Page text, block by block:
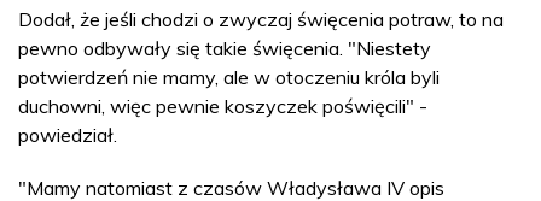
Dodał, że jeśli chodzi o zwyczaj święcenia potraw, to na
pewno odbywały się takie święcenia. "Niestety
potwierdzeń nie mamy, ale w otoczeniu króla byli
duchowni, więc pewnie koszyczek poświęcili" -
powiedział.
"Mamy natomiast z czasów Władysława IV opis